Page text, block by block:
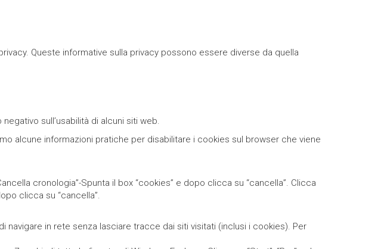
Queste informative sulla privacy possono essere diverse da quella
sull’usabilità di alcuni siti web.
alcune informazioni pratiche per disabilitare i cookies sul browser che viene
cronologia”-Spunta il box “cookies” e dopo clicca su “cancella”. Clicca
clicca su “cancella”.
navigare in rete senza lasciare tracce dai siti visitati (inclusi i cookies). Per